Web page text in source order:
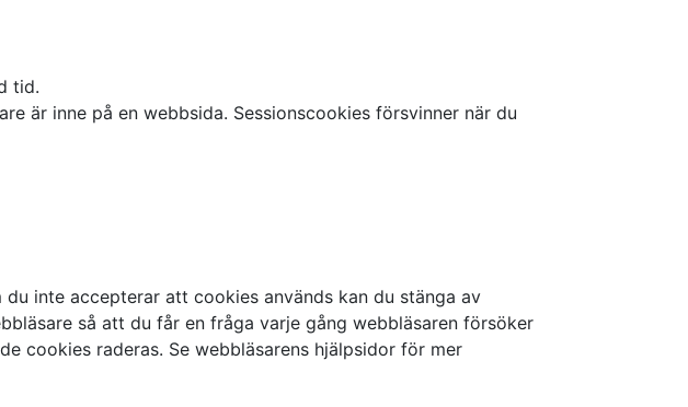
tid.
är inne på en webbsida. Sessionscookies försvinner när du
inte accepterar att cookies används kan du stänga av
så att du får en fråga varje gång webbläsaren försöker
cookies raderas. Se webbläsarens hjälpsidor för mer